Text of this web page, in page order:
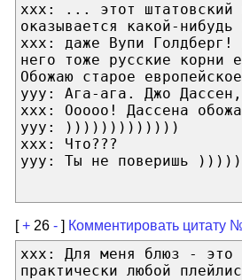
xxx: ... этот штатовский
оказывается какой-
xxx: даже Вупи Голдберг!
него тоже русские корни
Обожаю старое
yyy: Ага-ага. Джо Дассен,
xxx: Ооооо! Дассена
yyy: )))))))))))))
xxx: Что???
yyy: Ты не поверишь
[+ 26 - ] Комментировать цитату
хxх: Для меня блюз - это
практически любой